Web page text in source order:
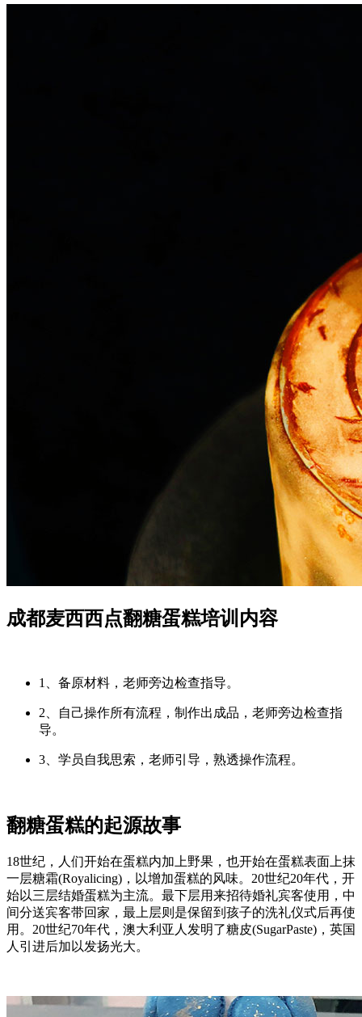
成都麦西西点翻糖蛋糕培训内容
1、备原材料，老师旁边检查指导。
2、自己操作所有流程，制作出成品，老师旁边检查指
导。
3、学员自我思索，老师引导，熟透操作流程。
翻糖蛋糕的起源故事
18世纪，人们开始在蛋糕内加上野果，也开始在蛋糕表面上抹
一层糖霜(Royalicing)，以增加蛋糕的风味。20世纪20年代，开
始以三层结婚蛋糕为主流。最下层用来招待婚礼宾客使用，中
间分送宾客带回家，最上层则是保留到孩子的洗礼仪式后再使
用。20世纪70年代，澳大利亚人发明了糖皮(SugarPaste)，英国
人引进后加以发扬光大。